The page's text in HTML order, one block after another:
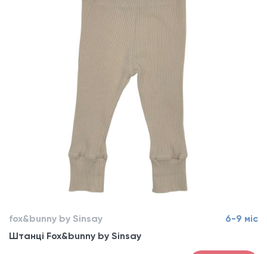
fox&bunny by Sinsay
6-9 міс
Штанці Fox&bunny by Sinsay